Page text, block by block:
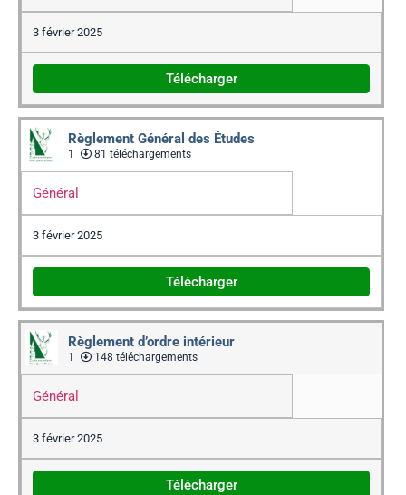
3 février 2025
Télécharger
Règlement Général des Études
1 81 téléchargements
Général
3 février 2025
Télécharger
Règlement d’ordre intérieur
1 148 téléchargements
Général
3 février 2025
Télécharger